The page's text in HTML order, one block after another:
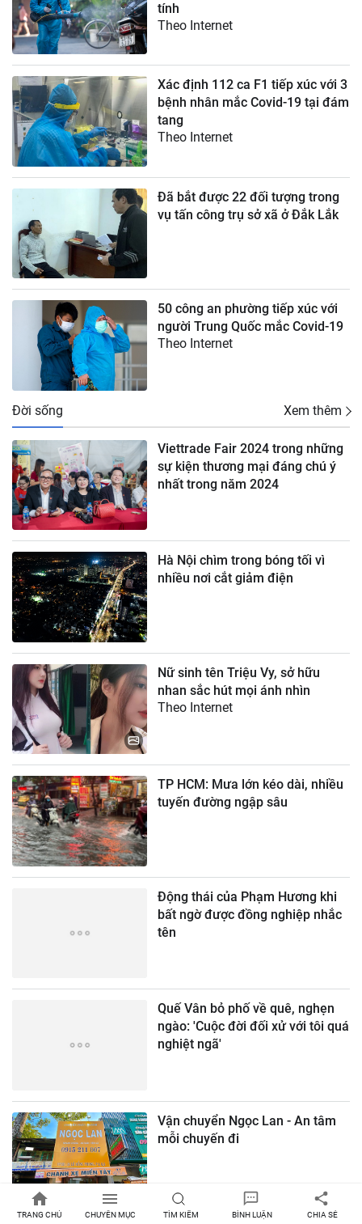
TRANG CHỦ CHUYÊN MỤC TÌM KIẾM BÌNH LUẬN CHIA SẺ
tính
Theo Internet
Xác định 112 ca F1 tiếp xúc với 3
bệnh nhân mắc Covid-19 tại đám
tang
Theo Internet
Đã bắt được 22 đối tượng trong
vụ tấn công trụ sở xã ở Đắk Lắk
50 công an phường tiếp xúc với
người Trung Quốc mắc Covid-19
Theo Internet
Đời sống Xem thêm
Viettrade Fair 2024 trong những
sự kiện thương mại đáng chú ý
nhất trong năm 2024
Hà Nội chìm trong bóng tối vì
nhiều nơi cắt giảm điện
Nữ sinh tên Triệu Vy, sở hữu
nhan sắc hút mọi ánh nhìn
Theo Internet
TP HCM: Mưa lớn kéo dài, nhiều
tuyến đường ngập sâu
Động thái của Phạm Hương khi
bất ngờ được đồng nghiệp nhắc
tên
Quế Vân bỏ phố về quê, nghẹn
ngào: 'Cuộc đời đối xử với tôi quá
nghiệt ngã'
Vận chuyển Ngọc Lan - An tâm
mỗi chuyến đi